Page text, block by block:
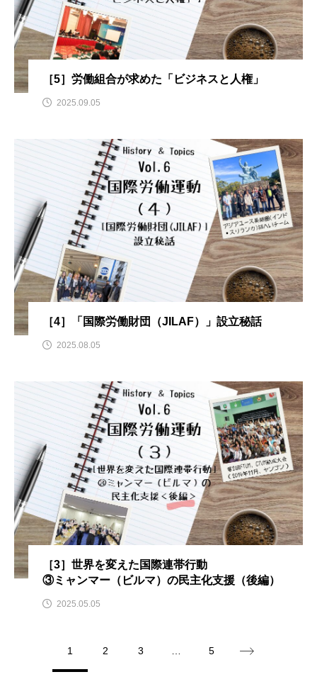
［5］労働組合が求めた「ビジネスと人権」
2025.09.05
［4］「国際労働財団（JILAF）」設立秘話
2025.08.05
［3］世界を変えた国際連帯行動
③ミャンマー（ビルマ）の民主化支援（後編）
2025.05.05
1 2 3 5